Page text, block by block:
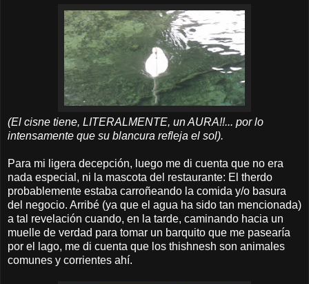
(El cisne tiene, LITERALMENTE, un AURA!!... por lo
intensamente que su blancura refleja el sol).
Para mi ligera decepción, luego me di cuenta que no era
nada especial, ni la mascota del restaurante: El therdo
probablemente estaba carroñeando la comida y/o basura
del negocio. Arribé (ya que el agua ha sido tan mencionada)
a tal revelación cuando, en la tarde, caminando hacia un
muelle de verdad para tomar un barquito que me pasearía
por el lago, me di cuenta que los thishnesh son animales
comunes y corrientes ahí.